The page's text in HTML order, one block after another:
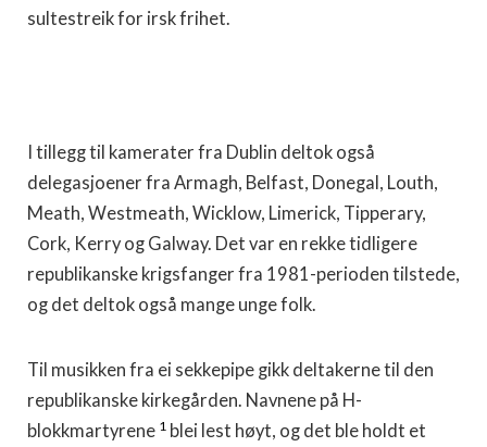
sultestreik for irsk frihet.
I tillegg til kamerater fra Dublin deltok også
delegasjoener fra Armagh, Belfast, Donegal, Louth,
Meath, Westmeath, Wicklow, Limerick, Tipperary,
Cork, Kerry og Galway. Det var en rekke tidligere
republikanske krigsfanger fra 1981-perioden tilstede,
og det deltok også mange unge folk.
Til musikken fra ei sekkepipe gikk deltakerne til den
republikanske kirkegården. Navnene på H-
blokkmartyrene 1 blei lest høyt, og det ble holdt et